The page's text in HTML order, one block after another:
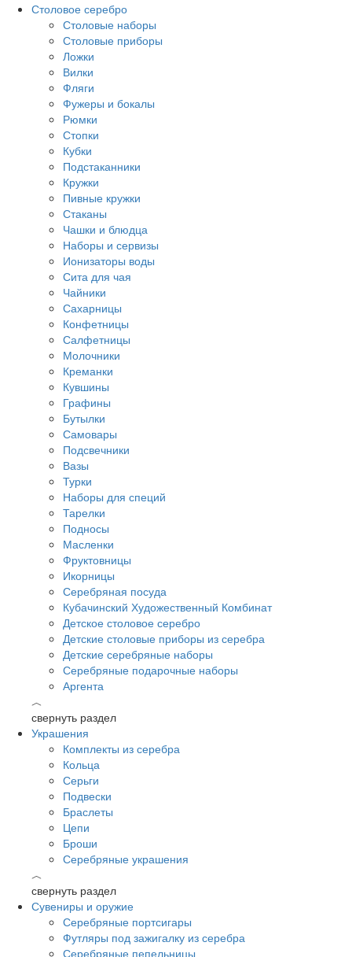
Столовое серебро
Столовые наборы
Столовые приборы
Ложки
Вилки
Фляги
Фужеры и бокалы
Рюмки
Стопки
Кубки
Подстаканники
Кружки
Пивные кружки
Стаканы
Чашки и блюдца
Наборы и сервизы
Ионизаторы воды
Сита для чая
Чайники
Сахарницы
Конфетницы
Салфетницы
Молочники
Креманки
Кувшины
Графины
Бутылки
Самовары
Подсвечники
Вазы
Турки
Наборы для специй
Тарелки
Подносы
Масленки
Фруктовницы
Икорницы
Серебряная посуда
Кубачинский Художественный Комбинат
Детское столовое серебро
Детские столовые приборы из серебра
Детские серебряные наборы
Серебряные подарочные наборы
Аргента
︿
свернуть раздел
Украшения
Комплекты из серебра
Кольца
Серьги
Подвески
Браслеты
Цепи
Броши
Серебряные украшения
︿
свернуть раздел
Сувениры и оружие
Серебряные портсигары
Футляры под зажигалку из серебра
Серебряные пепельницы